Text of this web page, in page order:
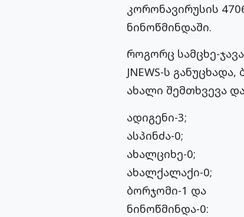
კორონავირუსის
ნინოწმინდაში.
როგორც სამცხე-
JNEWS-ს
ახალი შემთხვევა
ადიგენი-3;
ასპინძა-0;
ახალციხე-0;
ახალქალაქი-0;
ბორჯომი-1 და
ნინოწმინდა-0: